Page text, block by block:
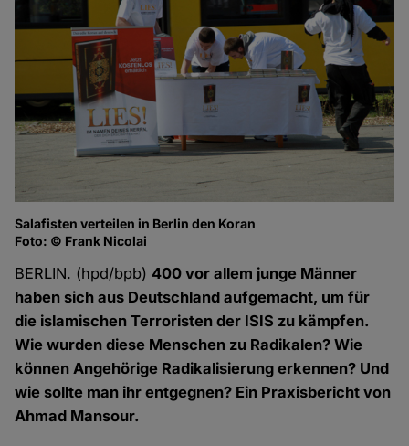
Salafisten verteilen in Berlin den Koran
Foto: © Frank Nicolai
BERLIN. (hpd/bpb)400 vor allem junge Männer
haben sich aus Deutschland aufgemacht, um für
die islamischen Terroristen der ISIS zu kämpfen.
Wie wurden diese Menschen zu Radikalen? Wie
können Angehörige Radikalisierung erkennen? Und
wie sollte man ihr entgegnen? Ein Praxisbericht von
Ahmad Mansour.